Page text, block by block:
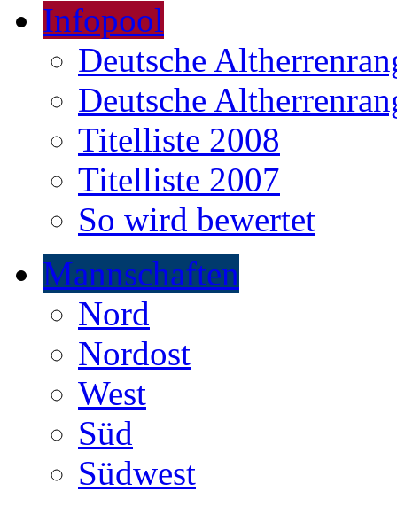
Infopool
Deutsche
Deutsche
Titelliste 2008
Titelliste 2007
So wird bewertet
Mannschaften
Nord
Nordost
West
Süd
Südwest